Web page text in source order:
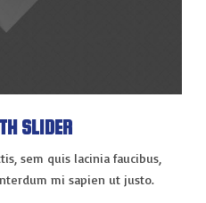
SLIDER
sem quis lacinia faucibus,
mi sapien ut justo.